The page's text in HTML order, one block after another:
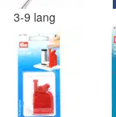
3-9 lang